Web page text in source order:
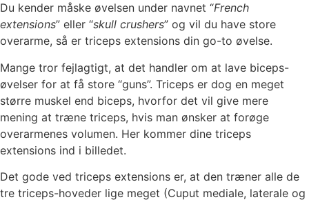
Du kender måske øvelsen under navnet “French
extensions” eller “skull crushers” og vil du have store
overarme, så er triceps extensions din go-to øvelse.
Mange tror fejlagtigt, at det handler om at lave biceps-
øvelser for at få store “guns”. Triceps er dog en meget
større muskel end biceps, hvorfor det vil give mere
mening at træne triceps, hvis man ønsker at forøge
overarmenes volumen. Her kommer dine triceps
extensions ind i billedet.
Det gode ved triceps extensions er, at den træner alle de
tre triceps-hoveder lige meget (Cuput mediale, laterale og